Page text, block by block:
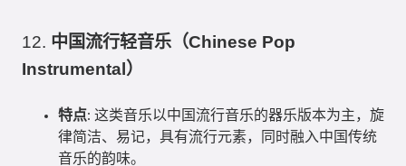
12. 中国流行轻音乐（Chinese Pop
Instrumental）
特点: 这类音乐以中国流行音乐的器乐版本为主，旋
律简洁、易记，具有流行元素，同时融入中国传统
音乐的韵味。